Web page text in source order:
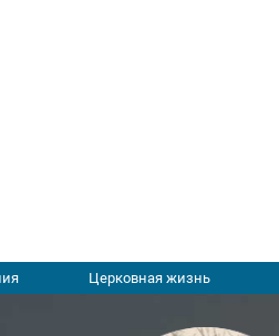
Церковная жизнь